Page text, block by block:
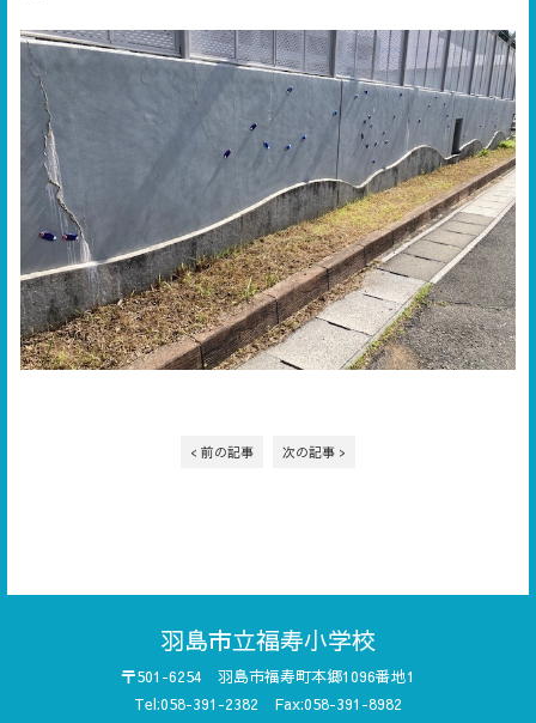
< 前の記事 次の記事 >
羽島市立福寿小学校
〒501-6254 羽島市福寿町本郷1096番地1
Tel:058-391-2382 Fax:058-391-8982